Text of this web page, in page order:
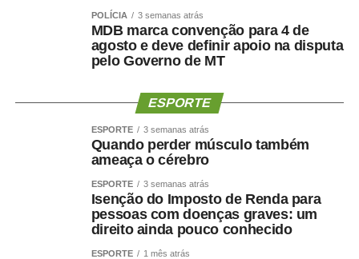
jurídico e normativo, mas também instrumentos
institucionais de ação, que envolve também a assistência
social e a saúde. É preciso reconhecer que nós tivemos
de implementação de políticas públicas, mas temos
avanços, ainda — disse.
Desafios
A diretora-geral do Senado, Ilana Trombka, afirmou que o
sistema de proteção à mulher no país é fruto da Lei Maria
POLÍCIA 3 semanas atrás
MDB marca convenção para 4 de
agosto e deve definir apoio na disputa
pelo Governo de MT
ESPORTE
ESPORTE 3 semanas atrás
Quando perder músculo também
ameaça o cérebro
ESPORTE 3 semanas atrás
Isenção do Imposto de Renda para
pessoas com doenças graves: um
direito ainda pouco conhecido
ESPORTE 1 mês atrás